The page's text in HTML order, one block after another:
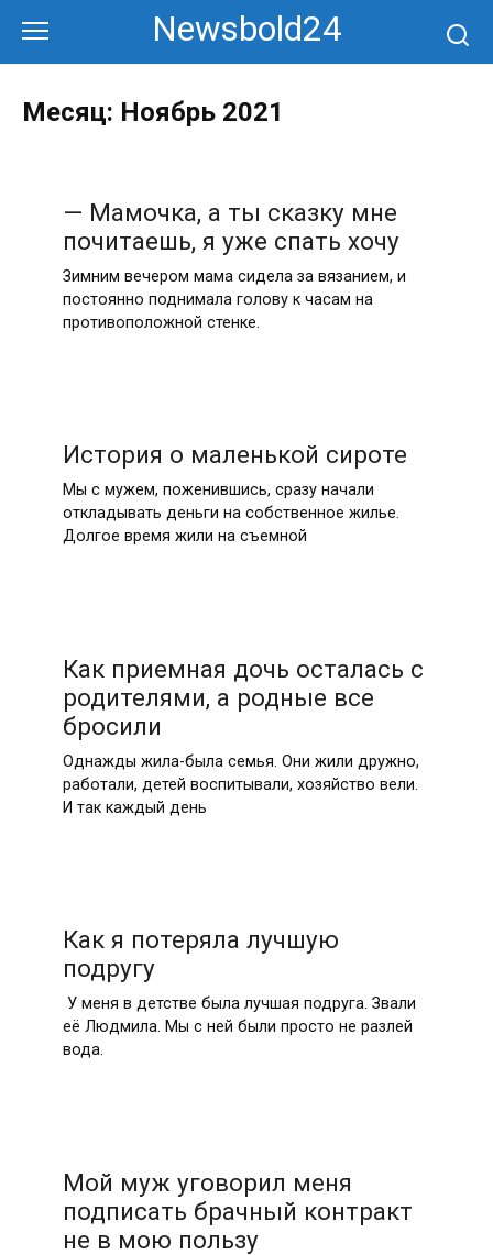
контенту
Newsbold24
Месяц: Ноябрь 2021
— Мамочка, а ты сказку мне
почитаешь, я уже спать хочу
Зимним вечером мама сидела за вязанием, и
постоянно поднимала голову к часам на
противоположной стенке.
История о маленькой сироте
Мы с мужем, поженившись, сразу начали
откладывать деньги на собственное жилье.
Долгое время жили на съемной
Как приемная дочь осталась с
родителями, а родные все
бросили
Однажды жила-была семья. Они жили дружно,
работали, детей воспитывали, хозяйство вели.
И так каждый день
Как я потеряла лучшую
подругу
У меня в детстве была лучшая подруга. Звали
её Людмила. Мы с ней были просто не разлей
вода.
Мой муж уговорил меня
подписать брачный контракт
не в мою пользу